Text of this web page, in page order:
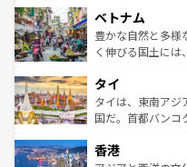
参照してほしい。
容にもいいと評判
が味わ
照してほしい。
き、地方に足を延
できる。そして、
まで、さまざまな
リティに包まれな
覧を参照してほし
ベトナム
豊かな自然と多様
く伸びる国土には
急速な発展と共に
ーチミン市のフラ
醸し出している。
とつ。フォーやバ
タイ
タイは、東南アジ
国だ。首都バンコ
の活気が交差して
香港